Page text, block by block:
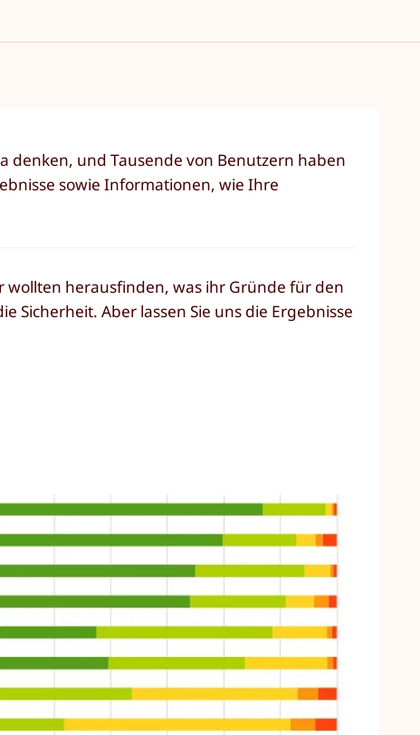
denken, und Tausende von Benutzern haben
sowie Informationen, wie Ihre
wollten herausfinden, was ihr Gründe für den
Sicherheit. Aber lassen Sie uns die Ergebnisse